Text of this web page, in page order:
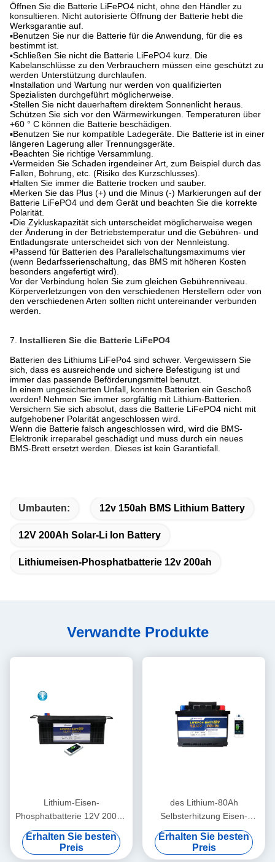
Öffnen Sie die Batterie LiFePO4 nicht, ohne den Händler zu
konsultieren. Nicht autorisierte Öffnung der Batterie hebt die
Werksgarantie auf.
▪Benutzen Sie nur die Batterie für die Anwendung, für die es
bestimmt ist.
▪Schließen Sie nicht die Batterie LiFePO4 kurz. Die
Kabelanschlüsse zu den Verbrauchern müssen eine geschützt zu
werden Unterstützung durchlaufen.
▪Installation und Wartung nur werden von qualifizierten
Spezialisten durchgeführt möglicherweise.
▪Stellen Sie nicht dauerhaftem direktem Sonnenlicht heraus.
Schützen Sie sich vor den Wärmewirkungen. Temperaturen über
+60 ° C können die Batterie beschädigen.
▪Benutzen Sie nur kompatible Ladegeräte. Die Batterie ist in einer
längeren Lagerung aller Trennungsgeräte.
▪Beachten Sie richtige Versammlung.
▪Vermeiden Sie Schaden irgendeiner Art, zum Beispiel durch das
Fallen, Bohrung, etc. (Risiko des Kurzschlusses).
▪Halten Sie immer die Batterie trocken und sauber.
▪Merken Sie das Plus (+) und die Minus (-) Markierungen auf der
Batterie LiFePO4 und dem Gerät und beachten Sie die korrekte
Polarität.
▪Die Zykluskapazität sich unterscheidet möglicherweise wegen
der Änderung in der Betriebstemperatur und die Gebühren- und
Entladungsrate unterscheidet sich von der Nennleistung.
▪Passend für Batterien des Parallelschaltungsmaximums vier
(wenn Bedarfsserienschaltung, das BMS mit höheren Kosten
besonders angefertigt wird).
Vor der Verbindung holen Sie zum gleichen Gebührenniveau.
Körperverletzungen von den verschiedenen Herstellern oder von
den verschiedenen Arten sollten nicht untereinander verbunden
werden.
7. Installieren Sie die Batterie LiFePO4
Batterien des Lithiums LiFePo4 sind schwer. Vergewissern Sie
sich, dass es ausreichende und sichere Befestigung ist und
immer das passende Beförderungsmittel benutzt.
In einem ungesicherten Unfall, konnten Batterien ein Geschoß
werden! Nehmen Sie immer sorgfältig mit Lithium-Batterien.
Versichern Sie sich absolut, dass die Batterie LiFePO4 nicht mit
aufgehobener Polarität angeschlossen wird.
Wenn die Batterie falsch angeschlossen wird, wird die BMS-
Elektronik irreparabel geschädigt und muss durch ein neues
BMS-Brett ersetzt werden. Dieses ist kein Garantiefall.
Umbauten: 12v 150ah BMS Lithium Battery
12V 200Ah Solar-Li Ion Battery
Lithiumeisen-Phosphatbatterie 12v 200ah
Verwandte Produkte
Lithium-Eisen-
Phosphatbatterie 12V 200Ah
der Kommunikations-
Stations-EV RV
Erhalten Sie besten
Preis
des Lithium-80Ah
Selbsterhitzung Eisen-
Phosphatder batterie-12v
Blutooth für elektrischen
Roller
Erhalten Sie besten
Preis